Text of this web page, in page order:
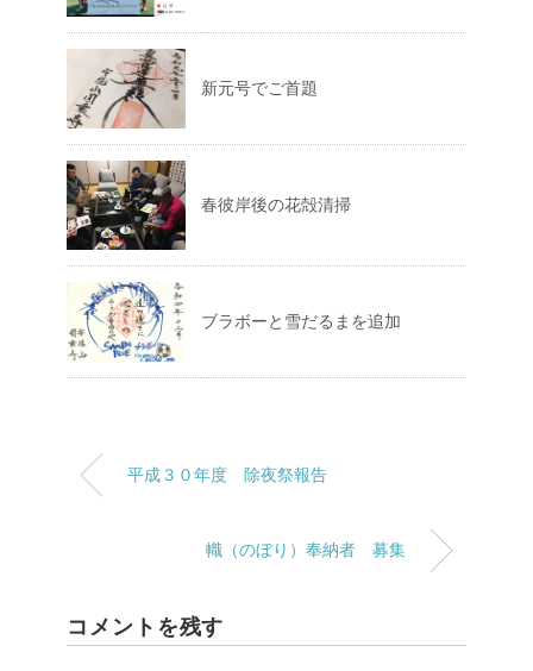
新元号でご首題
春彼岸後の花殻清掃
ブラボーと雪だるまを追加
平成３０年度 除夜祭報告
幟（のぼり）奉納者 募集
コメントを残す